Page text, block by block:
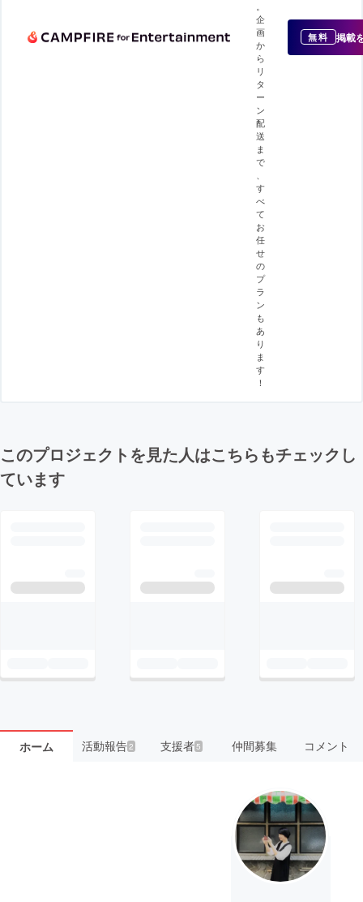
企
画
か
ら
リ
タ
ー
ン
配
送
ま
で
す
べ
て
お
任
せ
の
プ
ラ
ン
も
あ
り
ま
す
！
無料 掲載
このプロジェクトを見た人はこちらもチェックし
ています
ホーム 活動報告2 支援者5 仲間募集 コメント